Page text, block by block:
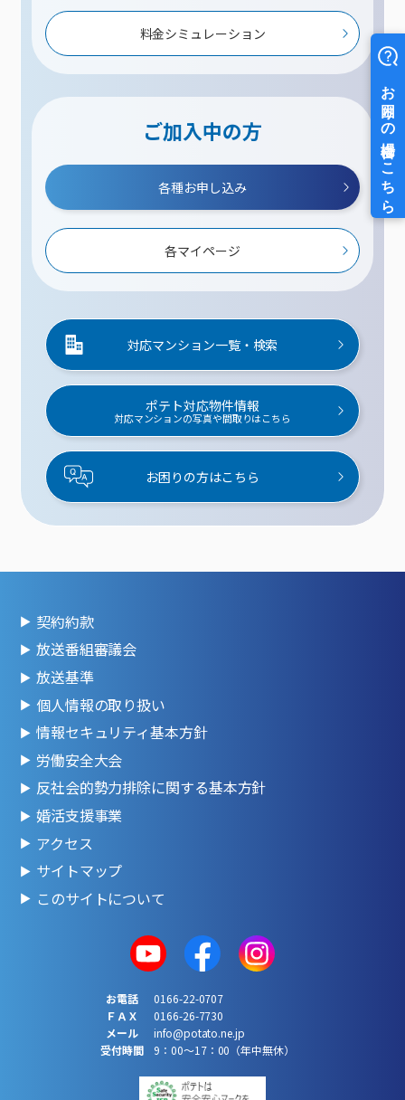
料金シミュレーション
ご加入中の方
各種お申し込み
各マイページ
対応マンション一覧・検索
ポテト対応物件情報
対応マンションの写真や間取りはこちら
お困りの方はこちら
契約約款
放送番組審議会
放送基準
個人情報の取り扱い
情報セキュリティ基本方針
労働安全大会
反社会的勢力排除に関する基本方針
婚活支援事業
アクセス
サイトマップ
このサイトについて
お電話
0166-22-0707
ＦＡＸ
0166-26-7730
メール
info@potato.ne.jp
受付時間
9：00～17：00（年中無休）